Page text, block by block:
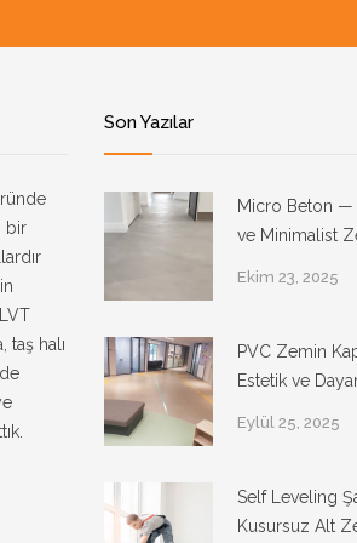
bir
taş halı
Son Yazılar
Micro Beton —
ve Minimalist
Ekim 23, 2025
PVC Zemin
Estetik ve
Eylül 25, 2025
Self Leveling
Kusursuz Alt